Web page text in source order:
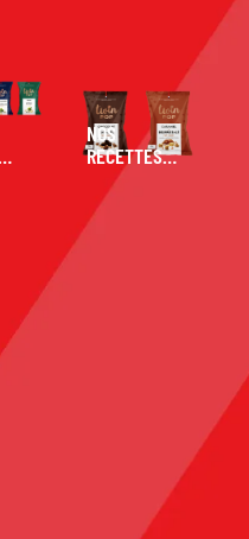
NOS
RECETTES
SUCRÉES